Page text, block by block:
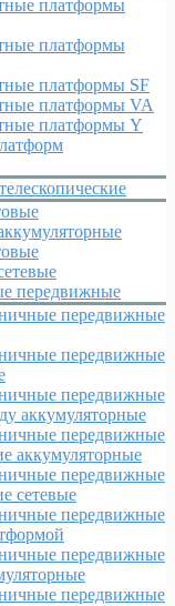
платформы
платформы
платформы SF
платформы VA
платформы Y
передвижные
передвижные
передвижные
передвижные
аккумуляторные
передвижные
аккумуляторные
передвижные
сетевые
передвижные
передвижные
передвижные